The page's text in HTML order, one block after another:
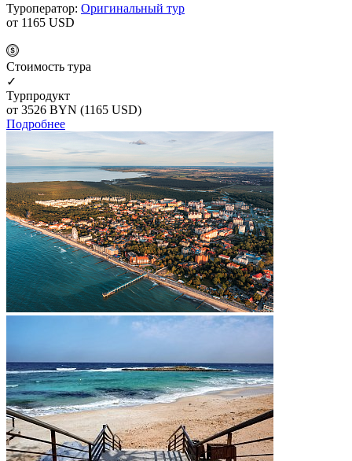
Туроператор: Оригинальный тур
от 1165 USD
Cтоимость тура
✓
Турпродукт
от 3526 BYN (1165 USD)
Подробнее